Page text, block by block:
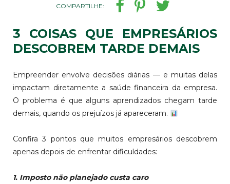
COMPARTILHE:
3 COISAS QUE EMPRESÁRIOS
DESCOBREM TARDE DEMAIS
Empreender envolve decisões diárias — e muitas delas
impactam diretamente a saúde financeira da empresa.
O problema é que alguns aprendizados chegam tarde
demais, quando os prejuízos já apareceram.
Confira 3 pontos que muitos empresários descobrem
apenas depois de enfrentar dificuldades:
1. Imposto não planejado custa caro